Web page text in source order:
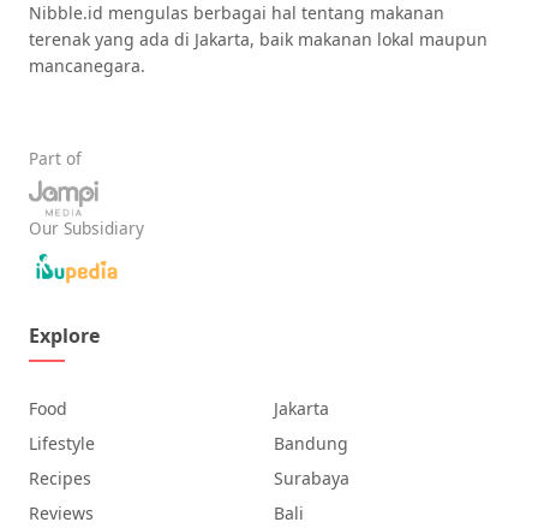
Nibble.id mengulas berbagai hal tentang makanan
terenak yang ada di Jakarta, baik makanan lokal maupun
mancanegara.
Part of
Our Subsidiary
Explore
Food
Lifestyle
Recipes
Reviews
Jakarta
Bandung
Surabaya
Bali